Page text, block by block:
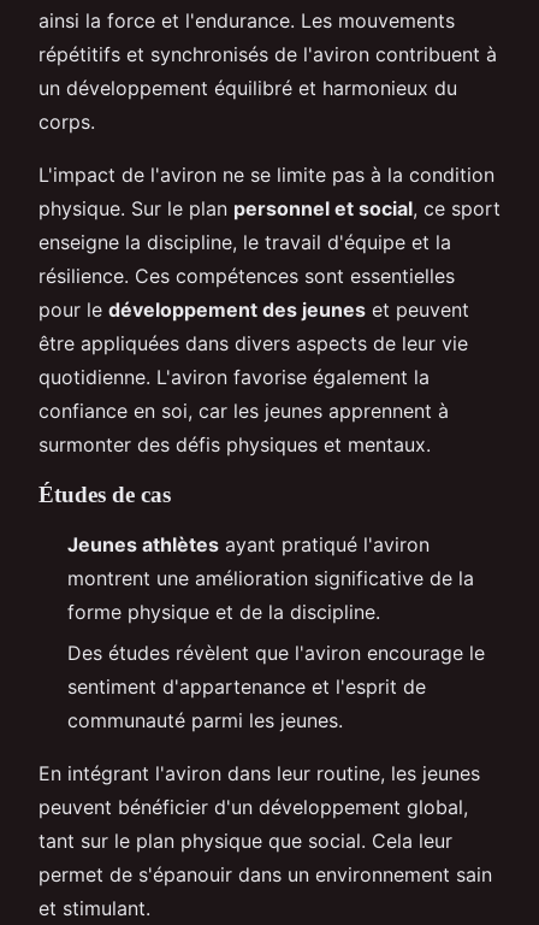
ainsi la force et l'endurance. Les mouvements
répétitifs et synchronisés de l'aviron contribuent à
un développement équilibré et harmonieux du
corps.
L'impact de l'aviron ne se limite pas à la condition
physique. Sur le plan personnel et social, ce sport
enseigne la discipline, le travail d'équipe et la
résilience. Ces compétences sont essentielles
pour le développement des jeunes et peuvent
être appliquées dans divers aspects de leur vie
quotidienne. L'aviron favorise également la
confiance en soi, car les jeunes apprennent à
surmonter des défis physiques et mentaux.
Études de cas
Jeunes athlètes ayant pratiqué l'aviron
montrent une amélioration significative de la
forme physique et de la discipline.
Des études révèlent que l'aviron encourage le
sentiment d'appartenance et l'esprit de
communauté parmi les jeunes.
En intégrant l'aviron dans leur routine, les jeunes
peuvent bénéficier d'un développement global,
tant sur le plan physique que social. Cela leur
permet de s'épanouir dans un environnement sain
et stimulant.